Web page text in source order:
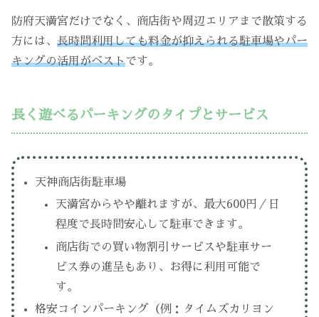
防府天満宮だけでなく、商店街や周辺エリアまで散策する
方には、 長時間利用しても料金が抑えられる駐車場やパー
キングの活用がベストです。
長く遊べるパーキングのタイプとサービス
天神商店街駐車場
天満宮からやや離れますが、最大600円／日
程度で長時間安心して駐車できます。
商店街での買い物割引サービスや駐車サー
ビス券の進呈もあり、お得に利用可能で
す。
格安コインパーキング（例：タイムズカリヨン